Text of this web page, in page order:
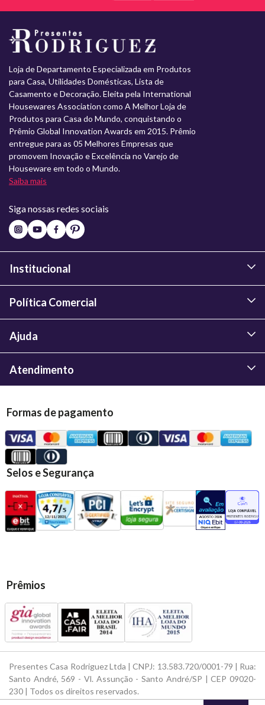
Loja de Departamento Especializada em Produtos
para Casa, Utilidades Domésticas, Lista de
Casamento e Decoração. Eleita pela International
Housewares Association como A Melhor Loja de
Produtos para Casa do Mundo, conquistando o
Prêmio Global Innovation Awards em 2015. Prêmio
entregue para as 05 Melhores Empresas que
promovem Inovação e Excelência no Varejo de
Houseware em todo o Mundo.
Saiba mais
Siga nossas redes sociais
Institucional
Política Comercial
Ajuda
Atendimento
Formas de pagamento
Selos e Segurança
Prêmios
Presentes Casa Rodriguez Ltda | CNPJ: 13.583.720/0001-79 | Rua:
Santo André, 569 - Vl. Assunção - Santo André/SP | CEP 09020-
230 | Todos os direitos reservados.